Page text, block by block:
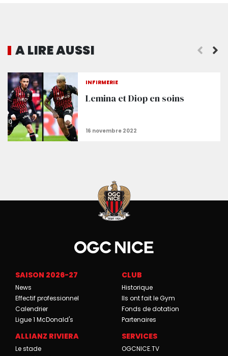
A LIRE AUSSI
INFIRMERIE
Lemina et Diop en soins
Votez pour l'Aiglon du match
SAISON 2026-27
News
Effectif professionnel
Calendrier
Ligue 1 McDonald's
CLUB
Historique
Ils ont fait le Gym
Fonds de dotation
Partenaires
ALLIANZ RIVIERA
Le stade
SERVICES
OGCNICE.TV